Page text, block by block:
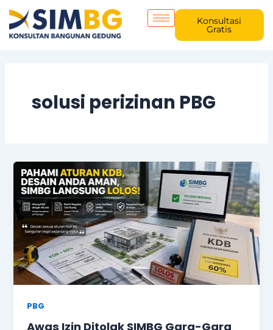
Skip
content
Konsultasi
Gratis
solusi perizinan PBG
PBG
Awas Izin Ditolak SIMBG Gara-Gara